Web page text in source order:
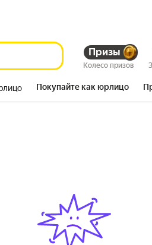
Призы
Колесо призов
Покупайте как юрлицо